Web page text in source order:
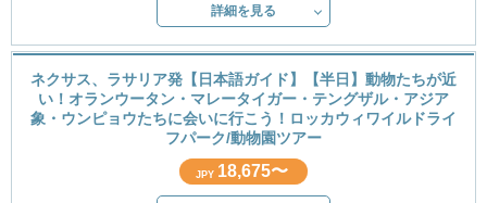
詳細を見る
ネクサス、ラサリア発【日本語ガイド】【半日】動物たちが近
い！オランウータン・マレータイガー・テングザル・アジア
象・ウンピョウたちに会いに行こう！ロッカウィワイルドライ
フパーク/動物園ツアー
JPY 18,675〜